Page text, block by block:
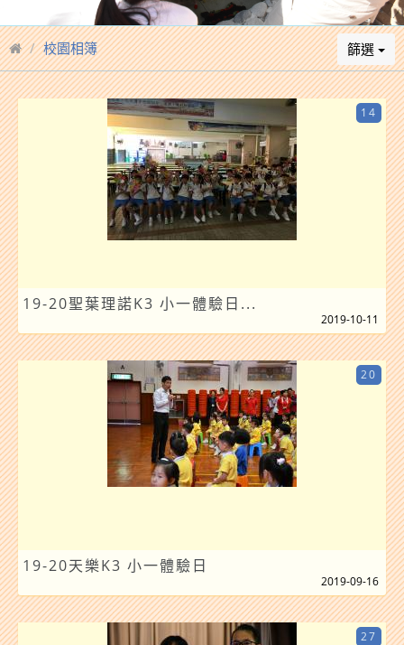
校園相簿 篩選
19-20聖葉理諾K3 小一體驗日...
14
2019-10-11
19-20天樂K3 小一體驗日
20
2019-09-16
27